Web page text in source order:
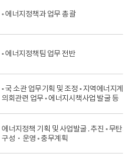
◦ 에너지정책과 업무 총괄
◦ 에너지정책팀 업무 전반
◦ 국 소관 업무기획 및 조정 ◦ 지역에너지
의회관련 업무 ◦ 에너지시책사업 발굴 등
에너지정책 기획 및 사업발굴․추진 ◦ 무
구성・운영 ◦ 충무계획